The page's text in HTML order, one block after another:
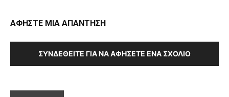
ΑΦΗΣΤΕ ΜΙΑ ΑΠΑΝΤΗΣΗ
ΣΥΝΔΕΘΕΊΤΕ ΓΙΑ ΝΑ ΑΦΉΣΕΤΕ ΈΝΑ ΣΧΌΛΙΟ